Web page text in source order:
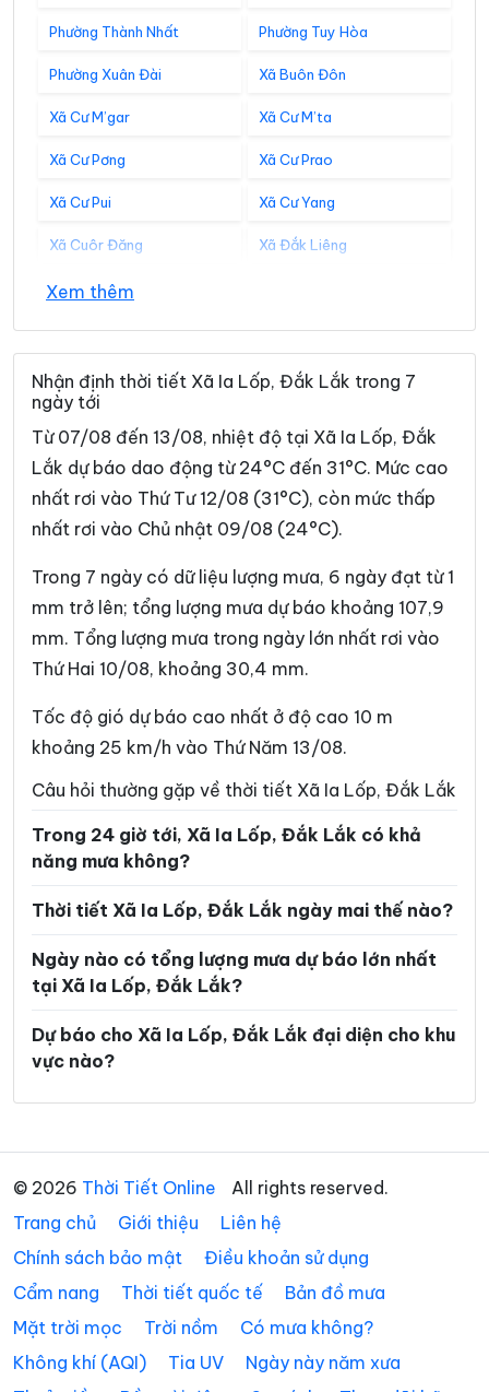
Phường Thành Nhất Phường Tuy Hòa
Phường Xuân Đài Xã Buôn Đôn
Xã Cư M’gar Xã Cư M’ta
Xã Cư Pơng Xã Cư Prao
Xã Cư Pui Xã Cư Yang
Xã Cuôr Đăng Xã Đắk Liêng
Xã Đắk Phơi
Xã Dliê Ya Xã Đồng Xuân
Xã Dray Bhăng Xã Đức Bình
Xã Dur Kmăl
Xã Ea Bung Xã Ea Drăng
Xã Ea Drông Xã Ea H’leo
Xã Ea Kar
Xã Ea Khăl Xã Ea Kiết
Xã Ea Kly Xã Ea Knốp
Xã Ea Knuếc Xã Ea Ktur
Xã Ea Ly Xã Ea M’Droh
Xã Ea Na Xã Ea Ning
Xã Ea Nuôl Xã Ea Ô
Xã Ea Păl Xã Ea Phê
Xã Ea Riêng Xã Ea Rốk
Xã Ea Tul Xã Ea Wer
Xã Ea Wy Xã Hòa Mỹ
Xã Hòa Sơn
Xã Krông Bông Xã Krông Búk
Xã Krông Năng Xã Krông Nô
Xã Krông Pắc Xã Liên Sơn Lắk
Xã Ô Loan Xã Phú Hòa 1
Xem thêm
Nhận định thời tiết Xã Ia Lốp, Đắk Lắk trong 7
ngày tới
Từ 07/08 đến 13/08, nhiệt độ tại Xã Ia Lốp, Đắk
Lắk dự báo dao động từ 24°C đến 31°C. Mức cao
nhất rơi vào Thứ Tư 12/08 (31°C), còn mức thấp
nhất rơi vào Chủ nhật 09/08 (24°C).
Trong 7 ngày có dữ liệu lượng mưa, 6 ngày đạt từ 1
mm trở lên; tổng lượng mưa dự báo khoảng 107,9
mm. Tổng lượng mưa trong ngày lớn nhất rơi vào
Thứ Hai 10/08, khoảng 30,4 mm.
Tốc độ gió dự báo cao nhất ở độ cao 10 m
khoảng 25 km/h vào Thứ Năm 13/08.
Câu hỏi thường gặp về thời tiết Xã Ia Lốp, Đắk Lắk
Trong 24 giờ tới, Xã Ia Lốp, Đắk Lắk có khả
năng mưa không?
Thời tiết Xã Ia Lốp, Đắk Lắk ngày mai thế nào?
Ngày nào có tổng lượng mưa dự báo lớn nhất
tại Xã Ia Lốp, Đắk Lắk?
Dự báo cho Xã Ia Lốp, Đắk Lắk đại diện cho khu
vực nào?
© 2026 Thời Tiết Online
All rights reserved.
Trang chủ
Giới thiệu
Liên hệ
Chính sách bảo mật
Điều khoản sử dụng
Cẩm nang
Thời tiết quốc tế
Bản đồ mưa
Mặt trời mọc
Trời nồm
Có mưa không?
Không khí (AQI)
Tia UV
Ngày này năm xưa